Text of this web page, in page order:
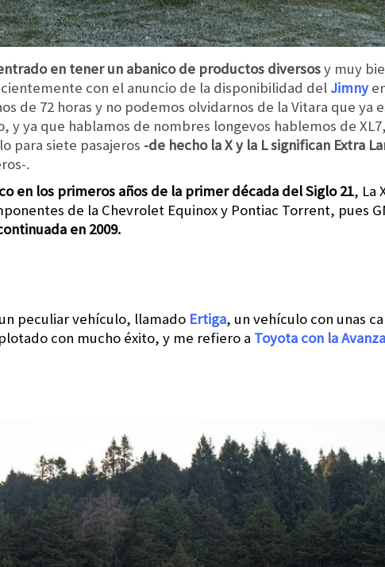
en tener un abanico de productos diversosy muy
con el anuncio de la disponibilidad del Jimny
de 72 horas y no podemos olvidarnos de la Vitara que ya
y ya que hablamos de nombres longevos hablemos de
para siete pasajeros -de hecho la X y la L significan Extra
.
en los primeros años de la primer década del Siglo 21, La
de la Chevrolet Equinox y Pontiac Torrent, pues
en 2009.
peculiar vehículo, llamado Ertiga, un vehículo con unas
con mucho éxito, y me refiero a Toyota con la Avanza